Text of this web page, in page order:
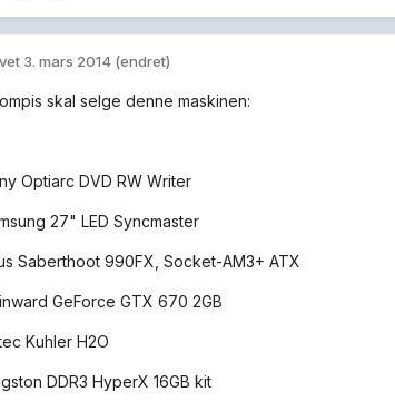
3. mars 2014 (endret)
skal selge denne maskinen:
Optiarc DVD RW Writer
27" LED Syncmaster
Saberthoot 990FX, Socket-AM3+ ATX
GeForce GTX 670 2GB
Kuhler H2O
DDR3 HyperX 16GB kit